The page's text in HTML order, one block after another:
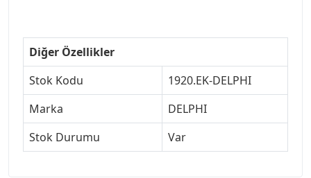
Diğer Özellikler
Stok Kodu
1920.EK-DELPHI
Marka
DELPHI
Stok Durumu
Var